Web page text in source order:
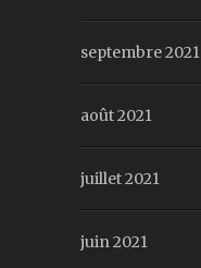
septembre 2021
août 2021
juillet 2021
juin 2021